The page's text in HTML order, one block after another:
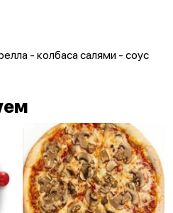
- колбаса салями - соус